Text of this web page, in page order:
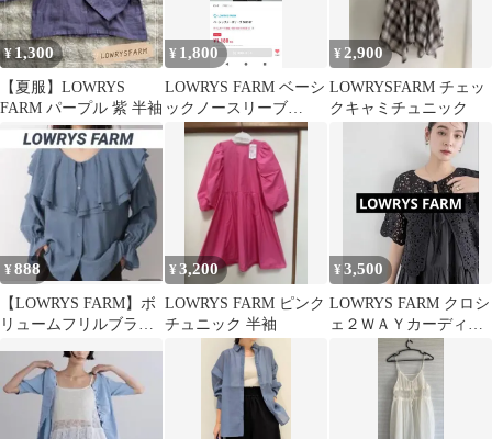
¥1,300
【夏服】LOWRYS
FARM パープル 紫 半袖
¥ 1,800
LOWRYS FARM ベーシ
ックノースリーブ
580987 ピンク
¥ 2,900
LOWRYSFARM チェッ
クキャミチュニック
¥888
【LOWRYS FARM】ボ
リュームフリルブラウ
¥3,200
LOWRYS FARM ピンク
チュニック 半袖
¥3,500
LOWRYS FARM クロシ
ェ２ＷＡＹカーディガ